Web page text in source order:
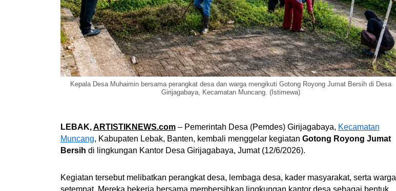
Kepala Desa Muhaimin bersama perangkat desa dan warga mengikuti Gotong Royong Jumat Bersih di Desa
Girijagabaya, Kecamatan Muncang. (Istimewa)
LEBAK, ARTISTIKNEWS.com– Pemerintah Desa (Pemdes) Girijagabaya, Kecamatan
Muncang, Kabupaten Lebak, Banten, kembali menggelar kegiatan Gotong Royong Jumat
Bersih di lingkungan Kantor Desa Girijagabaya, Jumat (12/6/2026).
Kegiatan tersebut melibatkan perangkat desa, lembaga desa, kader masyarakat, serta warga
setempat. Mereka bekerja bersama membersihkan lingkungan kantor desa sebagai bentuk